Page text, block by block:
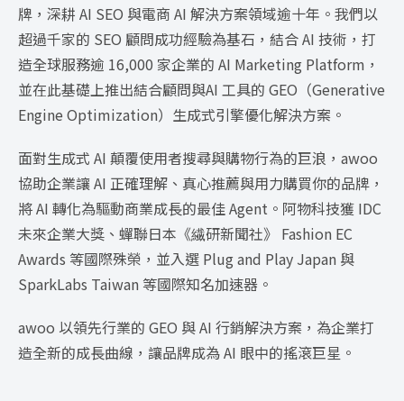
牌，深耕 AI SEO 與電商 AI 解決方案領域逾十年。我們以
超過千家的 SEO 顧問成功經驗為基石，結合 AI 技術，打
造全球服務逾 16,000 家企業的 AI Marketing Platform，
並在此基礎上推出結合顧問與AI 工具的 GEO（Generative
Engine Optimization）生成式引擎優化解決方案。
面對生成式 AI 顛覆使用者搜尋與購物行為的巨浪，awoo
協助企業讓 AI 正確理解、真心推薦與用力購買你的品牌，
將 AI 轉化為驅動商業成長的最佳 Agent。阿物科技獲 IDC
未來企業大獎、蟬聯日本《繊研新聞社》 Fashion EC
Awards 等國際殊榮，並入選 Plug and Play Japan 與
SparkLabs Taiwan 等國際知名加速器。
awoo 以領先行業的 GEO 與 AI 行銷解決方案，為企業打
造全新的成長曲線，讓品牌成為 AI 眼中的搖滾巨星。